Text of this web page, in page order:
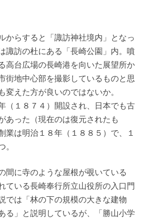
からすると「諏訪神社境内」となっ
諏訪の杜にある「長崎公園」内。噴
高台広場の長崎港を向いた展望所か
街地中心部を撮影しているものと思
変えた方が良いのではないか。
（１８７４）開設され、日本でも古
あった（現在のは復元されたも
業は明治１８年（１８８５）で、１
間に寺のような屋根が覗いている
ている長崎奉行所立山役所の入口門
では「林の下の規模の大きな建物
る」と説明しているが、「勝山小学